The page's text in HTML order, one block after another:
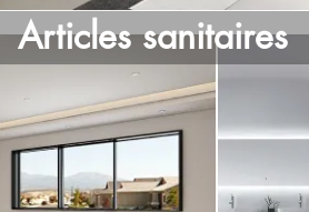
Articles sanitaires